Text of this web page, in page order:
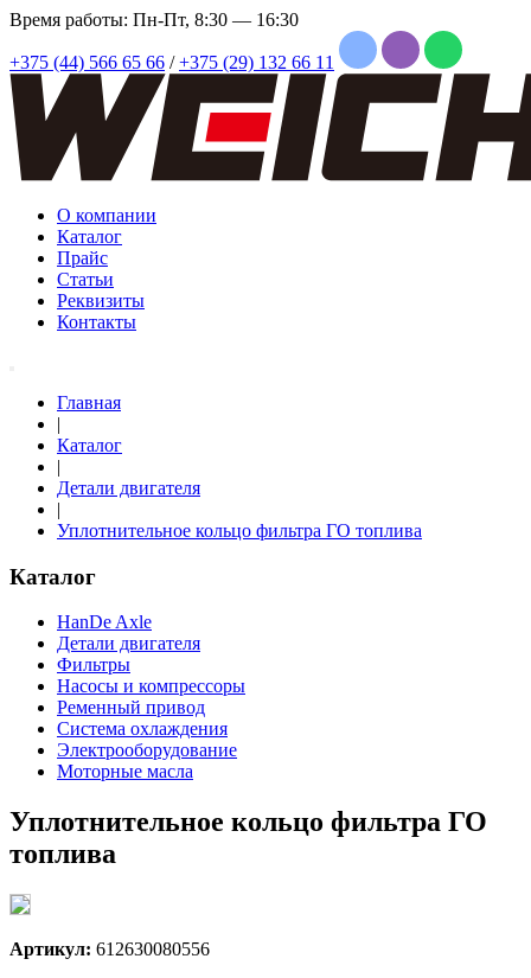
Время работы: Пн-Пт, 8:30 — 16:30
+375 (44) 566 65 66 / +375 (29) 132 66 11
О компании
Каталог
Прайс
Статьи
Реквизиты
Контакты
Главная
|
Каталог
|
Детали двигателя
|
Уплотнительное кольцо фильтра ГО топлива
Каталог
HanDe Axle
Детали двигателя
Фильтры
Насосы и компрессоры
Ременный привод
Система охлаждения
Электрооборудование
Моторные масла
Уплотнительное кольцо фильтра ГО
топлива
Артикул: 612630080556